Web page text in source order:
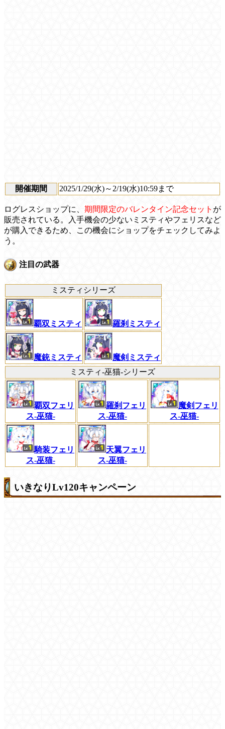
開催期間 2025/1/29(水)～2/19(水)10:59まで
ログレスショップに、 期間限定のバレンタイン記念セット が
販売されている。入手機会の少ないミスティやフェリスなど
が購入できるため、この機会にショップをチェックしてみよ
う。
注目の武器
ミスティシリーズ
覇双ミスティ 羅刹ミスティ
魔銃ミスティ
魔剣ミスティ
ミスティ-巫猫-シリーズ
覇双フェリ
ス-巫猫-
羅刹フェリ
ス-巫猫-
魔剣フェリ
ス-巫猫-
騎装フェリ
ス-巫猫-
天翼フェリ
ス-巫猫-
いきなりLv120キャンペーン